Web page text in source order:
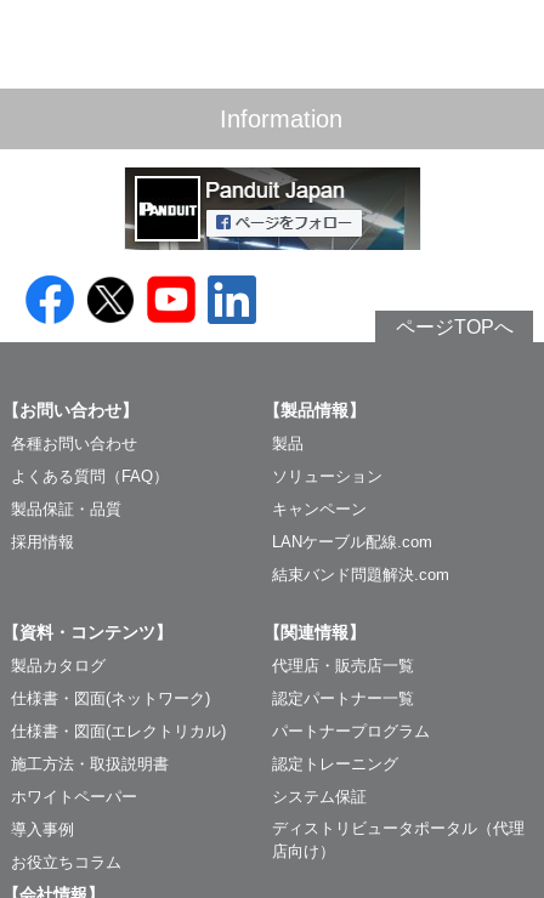
Information
ページTOPへ
【お問い合わせ】
各種お問い合わせ
よくある質問（FAQ）
製品保証・品質
採用情報
【製品情報】
製品
ソリューション
キャンペーン
LANケーブル配線.com
結束バンド問題解決.com
【資料・コンテンツ】
製品カタログ
仕様書・図面(ネットワーク)
仕様書・図面(エレクトリカル)
施工方法・取扱説明書
ホワイトペーパー
導入事例
お役立ちコラム
【関連情報】
代理店・販売店一覧
認定パートナー一覧
パートナープログラム
認定トレーニング
システム保証
ディストリビュータポータル（代理
店向け）